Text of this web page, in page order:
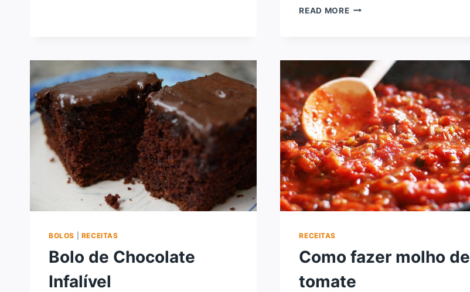
READ MORECOMO
BOLOS RECEITAS
Bolo de Chocolate
Infalível
RECEITAS
Como fazer molho de
tomate